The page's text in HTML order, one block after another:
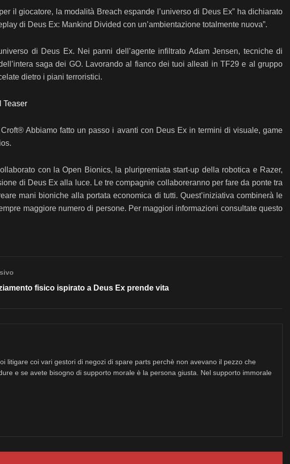
il giocatore, la modalità Breach espande l’universo di Deus Ex” ha dichiarato
di Deus Ex: Mankind Divided con un’ambientazione totalmente nuova”.
di Deus Ex. Nei panni dell’agente infiltrato Adam Jensen, tecniche di
saga dei GO. Lavorando al fianco dei tuoi alleati in TF29 e al gruppo
dietro i piani terroristici.
Teaser
Abbiamo fatto un passo i avanti con Deus Ex in termini di visuale, game
con la Open Bionics, la pluripremiata start-up della robotica e Razer,
di Deus Ex alla luce. Le tre compagnie collaboreranno per fare da ponte tra
mani bioniche alla portata economica di tutti. Quest’iniziativa combinerà le
maggiore numero di persone. Per maggiori informazioni consultate questo
fisico ispirato a Deus Ex prende vita
litigare coi vari gestori di negozi di spare parts perchè non avevano il pezzo che
e se avete bisogno di supporto morale è la persona giusta. Nel supporto immorale